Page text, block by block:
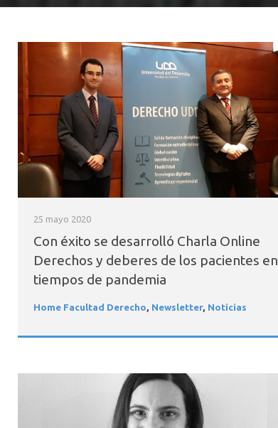
25 mayo 2020
Con éxito se desarrolló Charla Online
Derechos y deberes de los pacientes en
tiempos de pandemia
Home Facultad Derecho, Newsletter, Noticias